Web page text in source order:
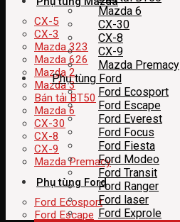
CX-5
CX-3
Mazda 323
Mazda 626
Mazda 2
Mazda 3
Bán tải BT50
Mazda 6
CX-30
CX-8
CX-9
Mazda Premacy
Phụ tùng Ford
Ford Ecosport
Ford Escape
Mazda 6
CX-30
CX-8
CX-9
Mazda Premacy
Phụ tùng Ford
Ford Ecosport
Ford Escape
Ford Everest
Ford Focus
Ford Fiesta
Ford Modeo
Ford Transit
Ford Ranger
Ford laser
Ford Exprole